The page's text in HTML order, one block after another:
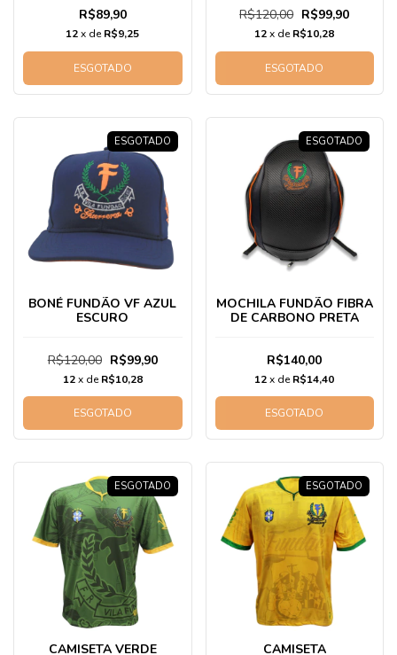
R$89,90
12 x deR$9,25
ESGOTADO
R$120,00 R$99,90
12 x deR$10,28
ESGOTADO
ESGOTADO
BONÉ FUNDÃO VF AZUL
ESCURO
R$120,00 R$99,90
12 x deR$10,28
ESGOTADO
ESGOTADO
MOCHILA FUNDÃO FIBRA
DE CARBONO PRETA
R$140,00
12 x deR$14,40
ESGOTADO
ESGOTADO
CAMISETA VERDE
ESGOTADO
CAMISETA